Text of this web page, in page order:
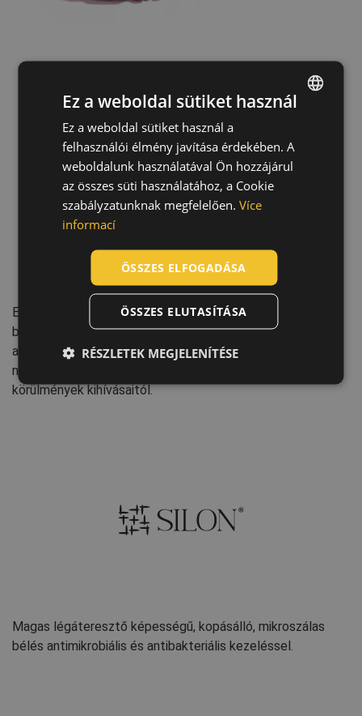
Egy különleges cserzési eljárás, amely során poliuretán
bevonat kerül a külső felületre, teljesen vízállóvá teszi ezt
a valódi bőrt. Ez fokozott védelmet biztosít, megóvva a
nedves munkakörnyezet és a kedvezőtlen időjárási
körülmények kihívásaitól.
Magas légáteresztő képességű, kopásálló, mikroszálas
bélés antimikrobiális és antibakteriális kezeléssel.
CZECH
HUNGARIAN
SLOVAK
GERMAN
Ez a weboldal sütiket használ
Ez a weboldal sütiket használ a
felhasználói élmény javítása érdekében. A
weboldalunk használatával Ön hozzájárul
az összes süti használatához, a Cookie
szabályzatunknak megfelelően. Více
informací
ÖSSZES ELFOGADÁSA
ÖSSZES ELUTASÍTÁSA
RÉSZLETEK MEGJELENÍTÉSE